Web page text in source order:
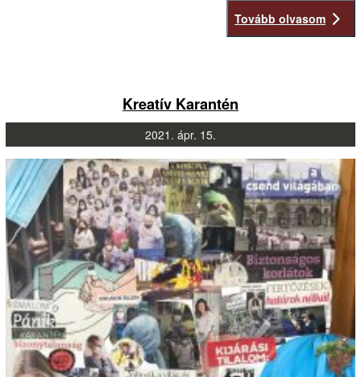
Tovább olvasom
Kreatív Karantén
2021. ápr. 15.